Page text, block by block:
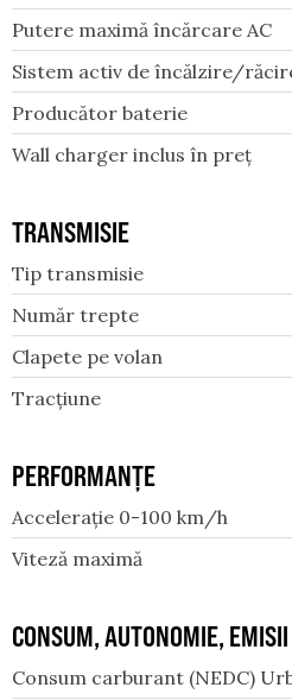
Putere maximă încărcare AC
Sistem activ de încălzire/
Producător baterie
Wall charger inclus în preț
TRANSMISIE
Tip transmisie
Număr trepte
Clapete pe volan
Tracțiune
PERFORMANȚE
Accelerație 0-100 km/h
Viteză maximă
CONSUM, AUTONOMIE, EMISII
Consum carburant (NEDC)